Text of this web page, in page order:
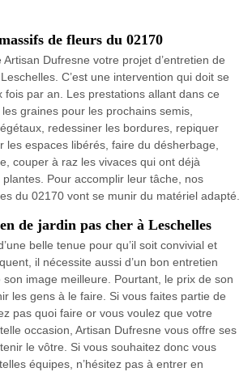
de fleurs du 02170
Dufresne votre projet d’entretien de
C’est une intervention qui doit se
fois par an. Les prestations allant dans ce
graines pour les prochains semis,
redessiner les bordures, repiquer
les espaces libérés, faire du désherbage,
couper à raz les vivaces qui ont déjà
Pour accomplir leur tâche, nos
du 02170 vont se munir du matériel adapté.
de jardin pas cher à Leschelles
belle tenue pour qu’il soit convivial et
il nécessite aussi d’un bon entretien
image meilleure. Pourtant, le prix de son
les gens à le faire. Si vous faites partie de
pas quoi faire or vous voulez que votre
occasion, Artisan Dufresne vous offre ses
le vôtre. Si vous souhaitez donc vous
équipes, n’hésitez pas à entrer en